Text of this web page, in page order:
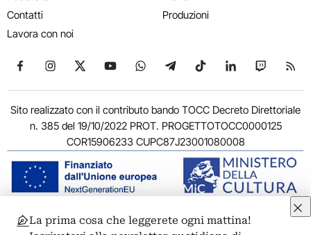
Contatti
Lavora con noi
Produzioni
Seguici su Facebook
Seguici su Instagram
Seguici su X
Seguici su YouTube
Seguici su WhatsApp
Seguici su Telegram
Seguici su TikTok
Seguici su
Seguici
Sito realizzato con il contributo bando TOCC Decreto Direttoriale
n. 385 del 19/10/2022 PROT. PROGETTOTOCC0000125
COR15906233 CUPC87J23001080008
© 2011-2026 ARTRIBUNE srl – Corso Vittorio Emanuele II, 287 –
La prima cosa che leggerete ogni mattina!